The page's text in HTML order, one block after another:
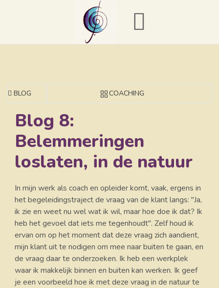
BLOG COACHING
Blog 8:
Belemmeringen
loslaten, in de natuur
In mijn werk als coach en opleider komt, vaak, ergens in
het begeleidingstraject de vraag van de klant langs: "Ja,
ik zie en weet nu wel wat ik wil, maar hoe doe ik dat? Ik
heb het gevoel dat iets me tegenhoudt". Zelf houd ik
ervan om op het moment dat deze vraag zich aandient,
mijn klant uit te nodigen om mee naar buiten te gaan, en
de vraag daar te onderzoeken. Ik heb een werkplek
waar ik makkelijk binnen en buiten kan werken. Ik geef
je een voorbeeld hoe ik met deze vraag in de natuur te